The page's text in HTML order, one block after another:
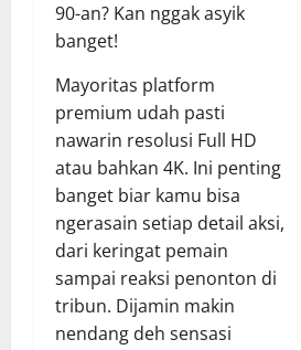
90-an? Kan nggak asyik
banget!
Mayoritas platform
premium udah pasti
nawarin resolusi Full HD
atau bahkan 4K. Ini penting
banget biar kamu bisa
ngerasain setiap detail aksi,
dari keringat pemain
sampai reaksi penonton di
tribun. Dijamin makin
nendang deh sensasi